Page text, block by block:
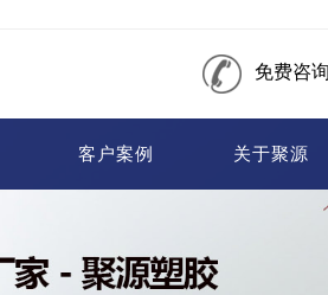
免费咨
客户案例 关于聚源